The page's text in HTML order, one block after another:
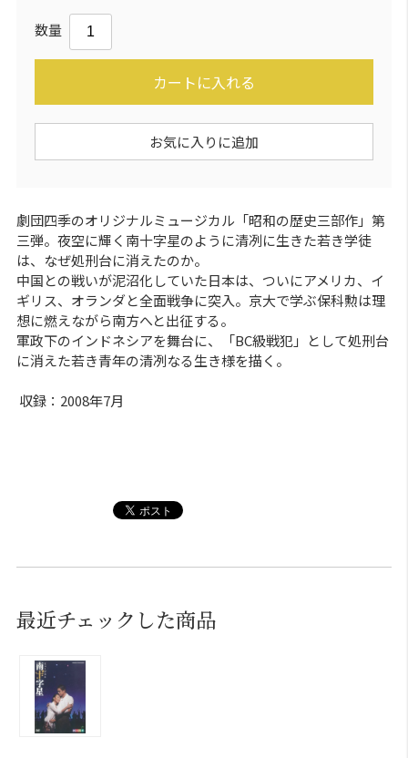
数量
カートに入れる
お気に入りに追加
劇団四季のオリジナルミュージカル「昭和の歴史三部作」第
三弾。夜空に輝く南十字星のように清冽に生きた若き学徒
は、なぜ処刑台に消えたのか。
中国との戦いが泥沼化していた日本は、ついにアメリカ、イ
ギリス、オランダと全面戦争に突入。京大で学ぶ保科勲は理
想に燃えながら南方へと出征する。
軍政下のインドネシアを舞台に、「BC級戦犯」として処刑台
に消えた若き青年の清冽なる生き様を描く。
収録：2008年7月
最近チェックした商品